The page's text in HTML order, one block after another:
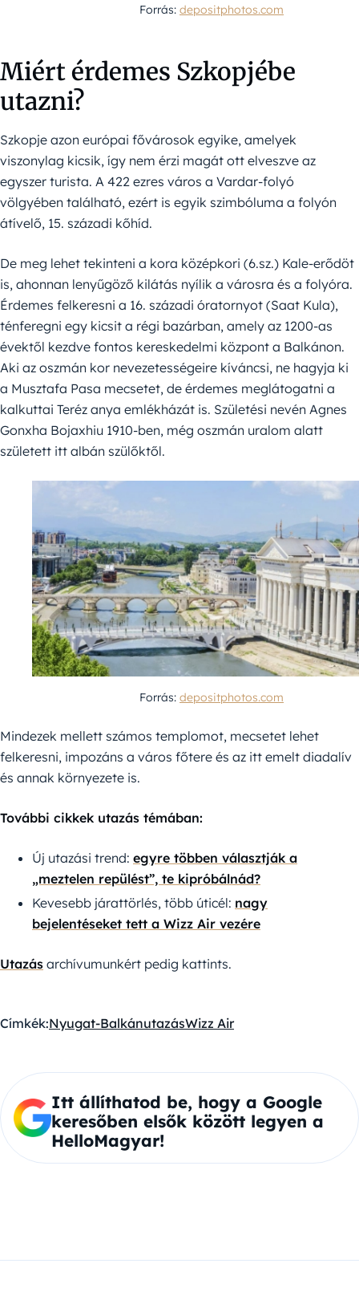
Forrás: depositphotos.com
Miért érdemes Szkopjébe
utazni?
Szkopje azon európai fővárosok egyike, amelyek
viszonylag kicsik, így nem érzi magát ott elveszve az
egyszer turista. A 422 ezres város a Vardar-folyó
völgyében található, ezért is egyik szimbóluma a folyón
átívelő, 15. századi kőhíd.
De meg lehet tekinteni a kora középkori (6.sz.) Kale-erődöt
is, ahonnan lenyűgöző kilátás nyílik a városra és a folyóra.
Érdemes felkeresni a 16. századi óratornyot (Saat Kula),
ténferegni egy kicsit a régi bazárban, amely az 1200-as
évektől kezdve fontos kereskedelmi központ a Balkánon.
Aki az oszmán kor nevezetességeire kíváncsi, ne hagyja ki
a Musztafa Pasa mecsetet, de érdemes meglátogatni a
kalkuttai Teréz anya emlékházát is. Születési nevén Agnes
Gonxha Bojaxhiu 1910-ben, még oszmán uralom alatt
született itt albán szülőktől.
Forrás: depositphotos.com
Mindezek mellett számos templomot, mecsetet lehet
felkeresni, impozáns a város főtere és az itt emelt diadalív
és annak környezete is.
További cikkek utazás témában:
Új utazási trend: egyre többen választják a
„meztelen repülést”, te kipróbálnád?
Kevesebb járattörlés, több úticél: nagy
bejelentéseket tett a Wizz Air vezére
Utazás archívumunkért pedig kattints.
Címkék:Nyugat-BalkánutazásWizz Air
Itt állíthatod be, hogy a Google
keresőben elsők között legyen a
HelloMagyar!